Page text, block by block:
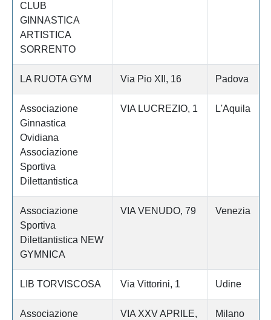
CLUB
GINNASTICA
ARTISTICA
SORRENTO
LA RUOTA GYM Via Pio XII, 16 Padova
Associazione
Ginnastica
Ovidiana
Associazione
Sportiva
Dilettantistica
VIA LUCREZIO, 1 L'Aquila
Associazione
Sportiva
Dilettantistica NEW
GYMNICA
VIA VENUDO, 79 Venezia
LIB TORVISCOSA Via Vittorini, 1 Udine
Associazione
VIA XXV APRILE,
Milano